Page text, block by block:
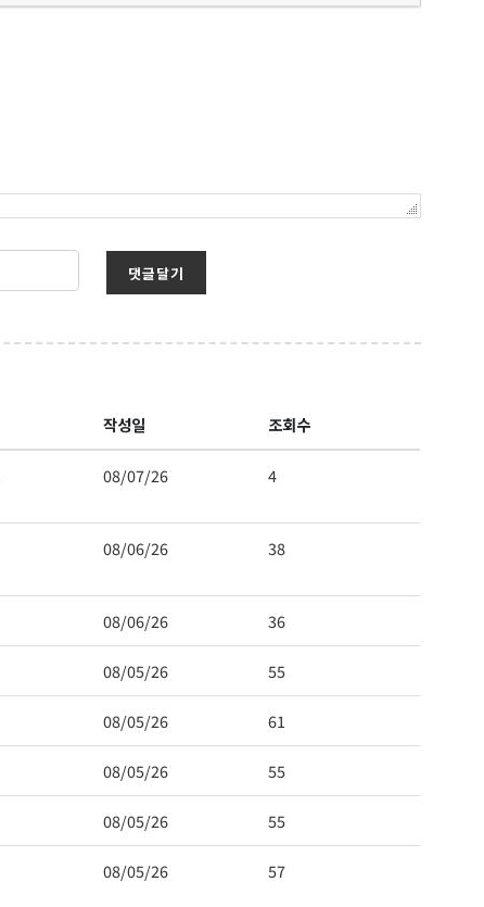
댓글달기
작성일 조회수
08/07/26 4
08/06/26 38
08/06/26 36
08/05/26 55
08/05/26 61
08/05/26 55
08/05/26 55
08/05/26 57